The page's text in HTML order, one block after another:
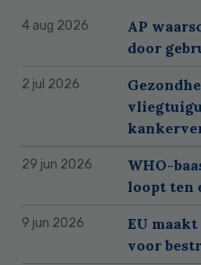
4 aug 2026
AP
door
2 jul 2026
29 jun 2026
WHO-
loopt ten
9 jun 2026
EU
voor